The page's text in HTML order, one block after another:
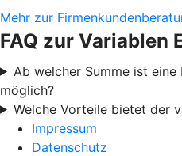
Mehr zur
FAQ zur Variablen
Ab welcher Summe ist
möglich?
Welche Vorteile bietet der
Impressum
Datenschutz